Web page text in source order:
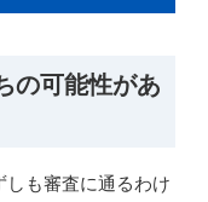
の可能性があ
も審査に通るわけ